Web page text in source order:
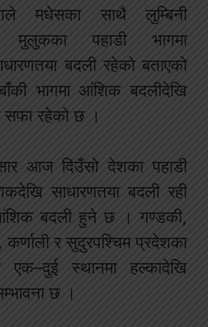
मधेसका साथै लुम्बिनी
मुलुकका पहाडी भागमा
बदली रहेको बताएको
भागमा आंशिक बदलीदेखि
सफा रहेको छ ।
आज दिउँसो देशका पहाडी
साधारणतया बदली रही
बदली हुने छ । गण्डकी,
कर्णाली र सुदुरपश्चिम प्रदेशका
एक–दुई स्थानमा हल्कादेखि
छ ।